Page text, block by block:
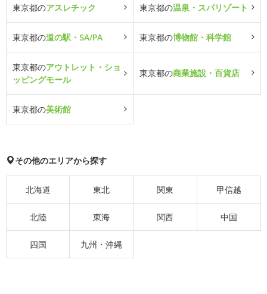
東京都のアスレチック 東京都の温泉・スパリゾート
東京都の道の駅・SA/PA 東京都の博物館・科学館
東京都のアウトレット・ショ
ッピングモール
東京都の商業施設・百貨店
東京都の美術館
その他のエリアから探す
北海道 東北 関東 甲信越
北陸 東海 関西 中国
四国 九州・沖縄